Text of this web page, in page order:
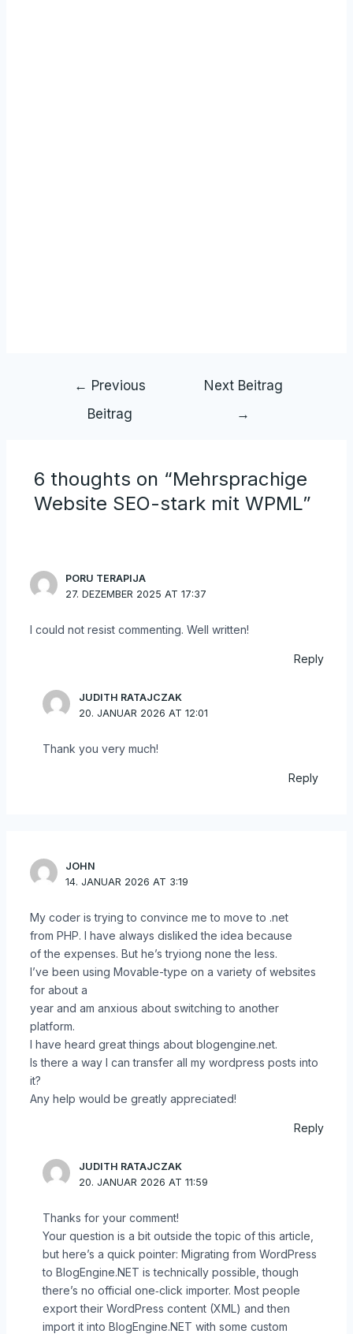
← Previous
Beitrag
Next Beitrag
→
6 thoughts on “Mehrsprachige
Website SEO-stark mit WPML”
PORU TERAPIJA
27. DEZEMBER 2025 AT 17:37
I could not resist commenting. Well written!
Reply
JUDITH RATAJCZAK
20. JANUAR 2026 AT 12:01
Thank you very much!
Reply
JOHN
14. JANUAR 2026 AT 3:19
My coder is trying to convince me to move to .net
from PHP. I have always disliked the idea because
of the expenses. But he’s tryiong none the less.
I’ve been using Movable-type on a variety of websites
for about a
year and am anxious about switching to another
platform.
I have heard great things about blogengine.net.
Is there a way I can transfer all my wordpress posts into
it?
Any help would be greatly appreciated!
Reply
JUDITH RATAJCZAK
20. JANUAR 2026 AT 11:59
Thanks for your comment!
Your question is a bit outside the topic of this article,
but here’s a quick pointer: Migrating from WordPress
to BlogEngine.NET is technically possible, though
there’s no official one‑click importer. Most people
export their WordPress content (XML) and then
import it into BlogEngine.NET with some custom